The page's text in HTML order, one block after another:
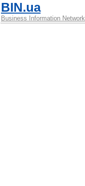
BIN.ua
Business Information Network